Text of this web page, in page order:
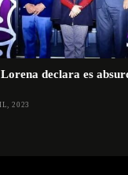
declara es
2023